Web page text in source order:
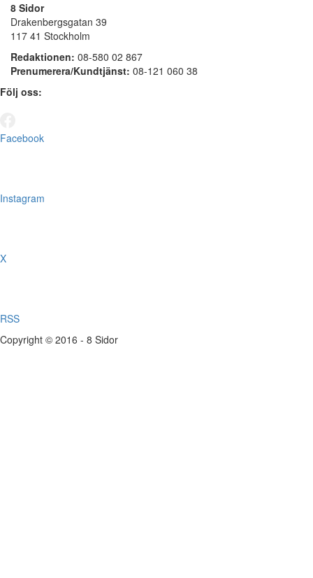
8 Sidor
Drakenbergsgatan 39
117 41 Stockholm
Redaktionen: 08-580 02 867
Prenumerera/Kundtjänst: 08-121 060 38
Följ oss:
Facebook
Instagram
X
RSS
Copyright © 2016 - 8 Sidor